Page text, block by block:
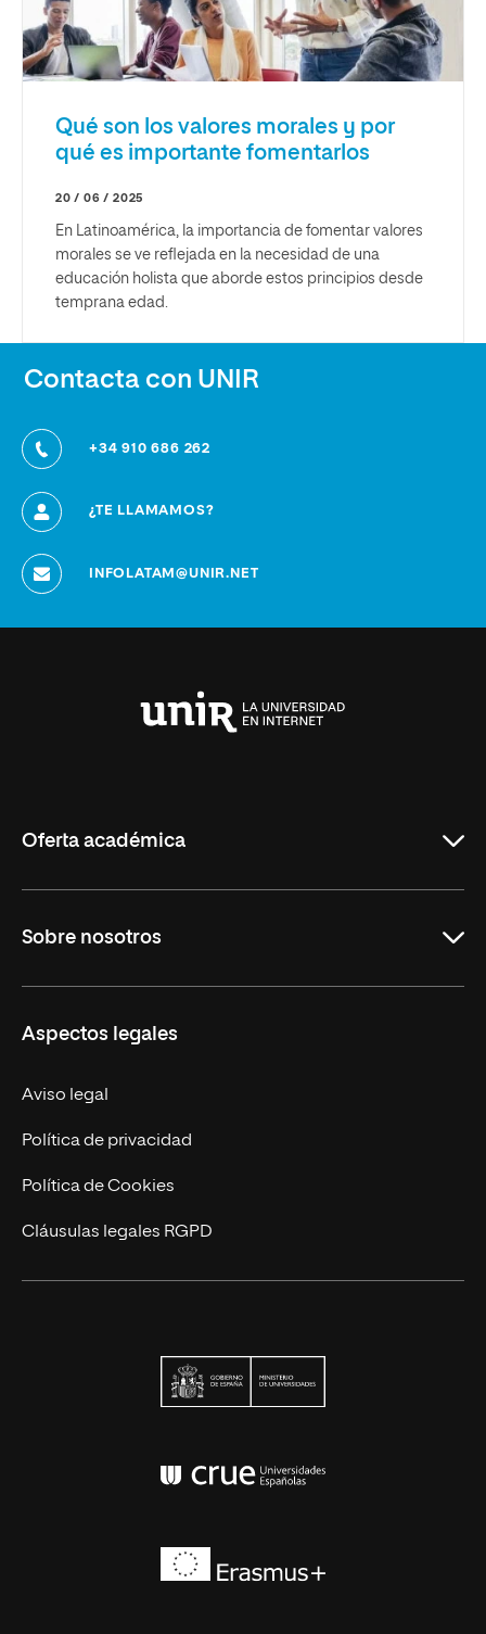
Qué son los valores morales y por
qué es importante fomentarlos
20 / 06 / 2025
En Latinoamérica, la importancia de fomentar valores
morales se ve reflejada en la necesidad de una
educación holista que aborde estos principios desde
temprana edad.
Contacta con UNIR
+34 910 686 262
¿TE LLAMAMOS?
INFOLATAM@UNIR.NET
Oferta académica
Carreras
Sobre nosotros
Nuestro Equipo
Trabaja en UNIR
Actualidad
Contáctanos
Aspectos legales
Aviso legal
Política de privacidad
Política de Cookies
Cláusulas legales RGPD
Conferencia de